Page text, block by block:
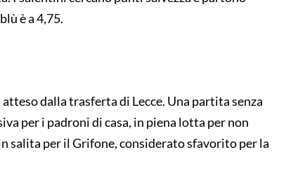
è a 4,75.
dalla trasferta di Lecce. Una partita senza
per i padroni di casa, in piena lotta per non
salita per il Grifone, considerato sfavorito per la